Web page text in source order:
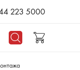
223 5000